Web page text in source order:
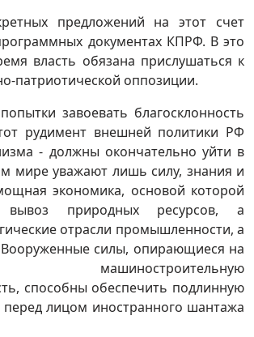
предложений на этот счет
документах КПРФ. В это
власть обязана прислушаться к
патриотической оппозиции.
завоевать благосклонность
рудимент внешней политики РФ
- должны окончательно уйти в
мире уважают лишь силу, знания и
экономика, основой которой
вывоз природных ресурсов, а
отрасли промышленности, а
силы, опирающиеся на
машиностроительную
способны обеспечить подлинную
перед лицом иностранного шантажа